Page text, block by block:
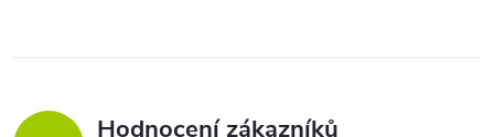
Hodnocení zákazníků